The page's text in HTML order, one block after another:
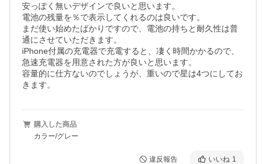
安っぽく無いデザインで良いと思います。
電池の残量を％で表示してくれるのは良いです。
まだ使い始めたばかりですので、電池の持ちと耐久性は普
通にさせていただきます。
iPhone付属の充電器で充電すると、凄く時間かかるので、
急速充電器を用意された方が良いと思います。
容量的に仕方ないのでしょうが、重いので星は4つにしてお
きます。
購入した商品
カラー/グレー
違反報告 いいね 1